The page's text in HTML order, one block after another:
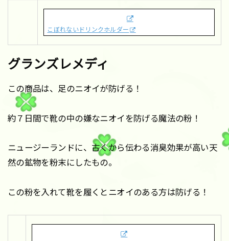
こぼれないドリンクホルダー
グランズレメディ
この商品は、足のニオイが防げる！
約７日間で靴の中の嫌なニオイを防げる魔法の粉！
ニュージーランドに、古くから伝わる消臭効果が高い天
然の鉱物を粉末にしたもの。
この粉を入れて靴を履くとニオイのある方は防げる！